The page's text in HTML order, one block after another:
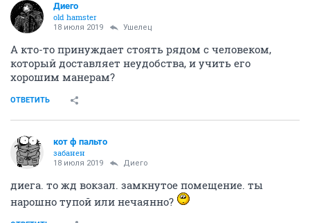
Диего
old hamster
18 июля 2019 Ушелец
А кто-то принуждает стоять рядом с человеком,
который доставляет неудобства, и учить его
хорошим манерам?
ОТВЕТИТЬ
кот ф пальто
забанен
18 июля 2019 Диего
диега. то жд вокзал. замкнутое помещение. ты
нарошно тупой или нечаянно?